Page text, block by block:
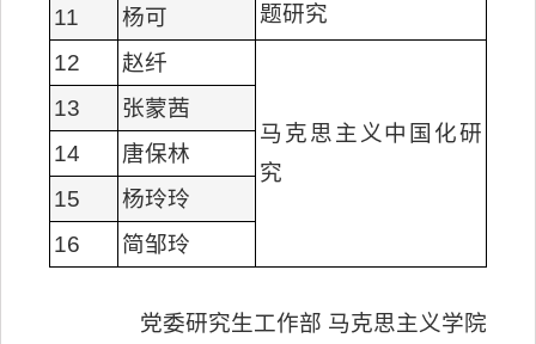
题研究
11
杨可
12
赵纤
马克思主义中国化研
究
13
张蒙茜
14
唐保林
15
杨玲玲
16
简邹玲
党委研究生工作部 马克思主义学院